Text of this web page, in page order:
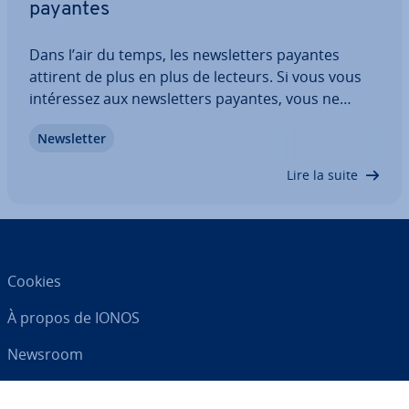
payantes
Dans l’air du temps, les news­let­ters payantes
attirent de plus en plus de lecteurs. Si vous vous
in­té­res­sez aux news­let­ters payantes, vous ne
ligne Substack. Cet article explique en détail ce
News­let­ter
Lire la suite
Cookies
À propos de IONOS
Newsroom